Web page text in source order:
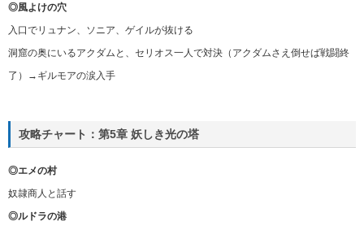
◎風よけの穴
入口でリュナン、ソニア、ゲイルが抜ける
洞窟の奥にいるアクダムと、セリオス一人で対決（アクダムさえ倒せば戦闘終
了）→ギルモアの涙入手
攻略チャート：第5章 妖しき光の塔
◎エメの村
奴隷商人と話す
◎ルドラの港